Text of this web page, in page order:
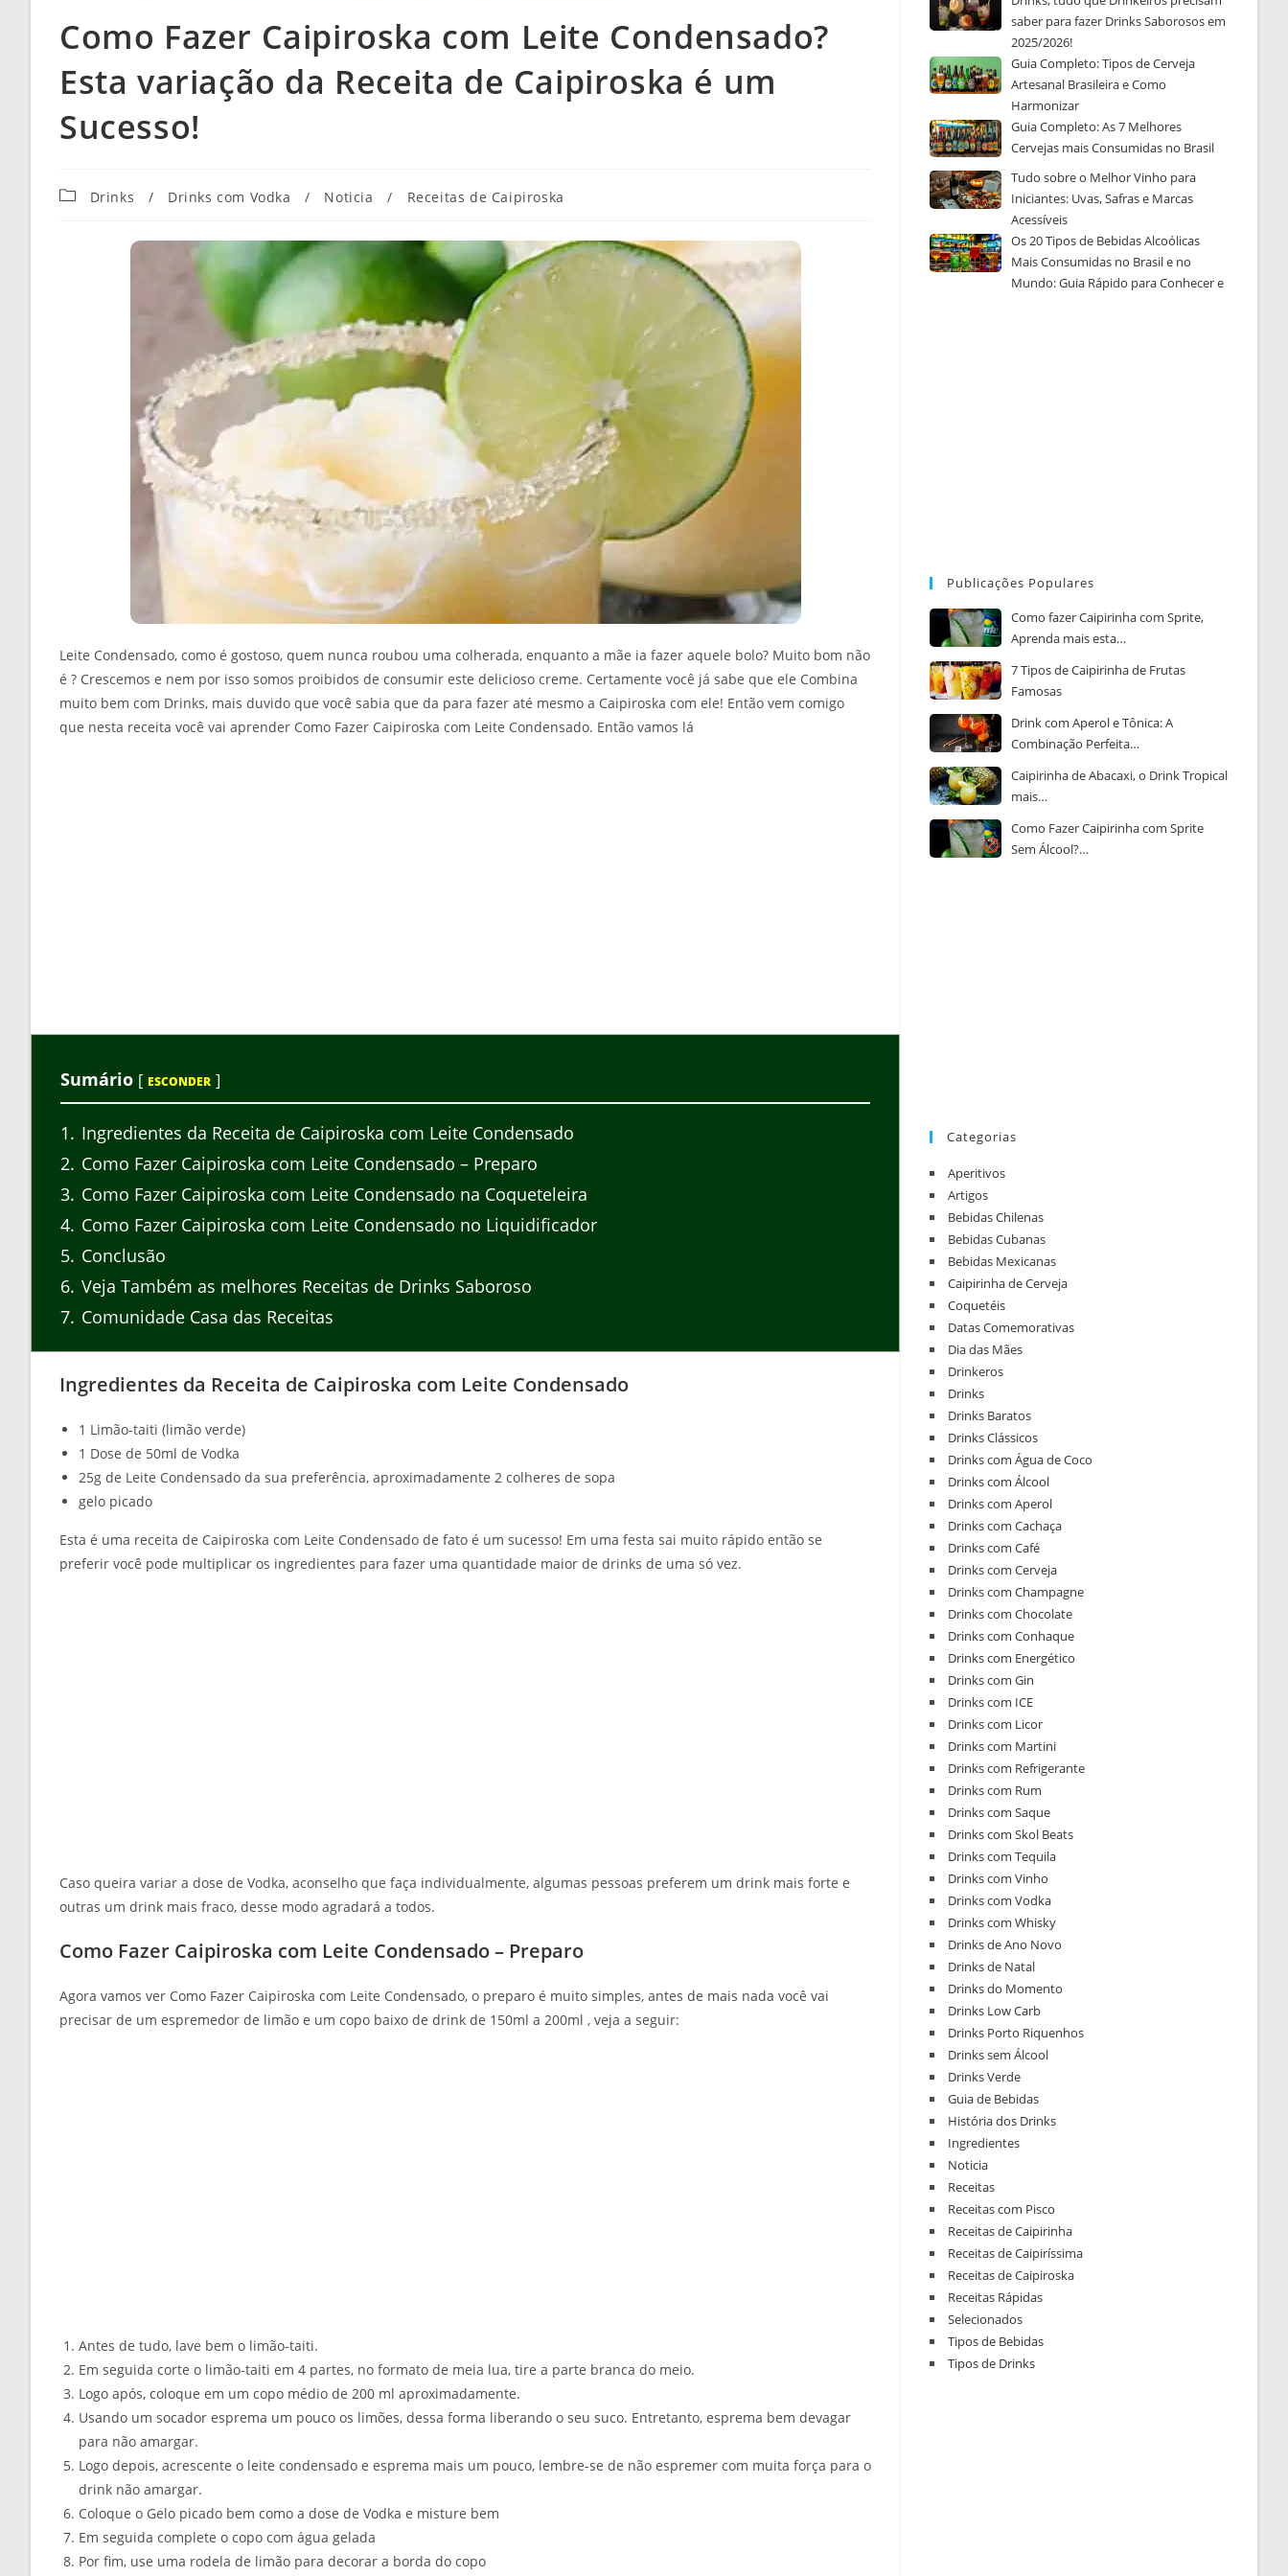
Como Fazer Caipiroska com Leite Condensado?
Esta variação da Receita de Caipiroska é um
Sucesso!
Categoria
Drinks / Drinks com Vodka / Noticia / Receitas de Caipiroska
Leite Condensado, como é gostoso, quem nunca roubou uma colherada, enquanto a mãe ia fazer aquele bolo? Muito bom não
é ? Crescemos e nem por isso somos proibidos de consumir este delicioso creme. Certamente você já sabe que ele Combina
muito bem com Drinks, mais duvido que você sabia que da para fazer até mesmo a Caipiroska com ele! Então vem comigo
que nesta receita você vai aprender Como Fazer Caipiroska com Leite Condensado. Então vamos lá
Sumário [ ESCONDER ]
1
Ingredientes da Receita de Caipiroska com Leite Condensado
2 Como Fazer Caipiroska com Leite Condensado – Preparo
3 Como Fazer Caipiroska com Leite Condensado na Coqueteleira
4 Como Fazer Caipiroska com Leite Condensado no Liquidificador
5 Conclusão
6 Veja Também as melhores Receitas de Drinks Saboroso
7 Comunidade Casa das Receitas
Ingredientes da Receita de Caipiroska com Leite Condensado
1 Limão-taiti (limão verde)
1 Dose de 50ml de Vodka
25g de Leite Condensado da sua preferência, aproximadamente 2 colheres de sopa
gelo picado
Esta é uma receita de Caipiroska com Leite Condensado de fato é um sucesso! Em uma festa sai muito rápido então se
preferir você pode multiplicar os ingredientes para fazer uma quantidade maior de drinks de uma só vez.
Caso queira variar a dose de Vodka, aconselho que faça individualmente, algumas pessoas preferem um drink mais forte e
outras um drink mais fraco, desse modo agradará a todos.
Como Fazer Caipiroska com Leite Condensado – Preparo
Agora vamos ver Como Fazer Caipiroska com Leite Condensado, o preparo é muito simples, antes de mais nada você vai
precisar de um espremedor de limão e um copo baixo de drink de 150ml a 200ml , veja a seguir:
Antes de tudo, lave bem o limão-taiti.
Em seguida corte o limão-taiti em 4 partes, no formato de meia lua, tire a parte branca do meio.
Logo após, coloque em um copo médio de 200 ml aproximadamente.
Usando um socador esprema um pouco os limões, dessa forma liberando o seu suco. Entretanto, esprema bem devagar
para não amargar.
Logo depois, acrescente o leite condensado e esprema mais um pouco, lembre-se de não espremer com muita força para o
drink não amargar.
Coloque o Gelo picado bem como a dose de Vodka e misture bem
Em seguida complete o copo com água gelada
Por fim, use uma rodela de limão para decorar a borda do copo
saber para fazer Drinks Saborosos em
2025/2026!
Guia Completo: Tipos de Cerveja
Artesanal Brasileira e Como
Harmonizar
Guia Completo: As 7 Melhores
Cervejas mais Consumidas no Brasil
Tudo sobre o Melhor Vinho para
Iniciantes: Uvas, Safras e Marcas
Acessíveis
Os 20 Tipos de Bebidas Alcoólicas
Mais Consumidas no Brasil e no
Mundo: Guia Rápido para Conhecer e
Publicações Populares
Como fazer Caipirinha com Sprite,
Aprenda mais esta…
7 Tipos de Caipirinha de Frutas
Famosas
Drink com Aperol e Tônica: A
Combinação Perfeita…
Caipirinha de Abacaxi, o Drink Tropical
mais…
Como Fazer Caipirinha com Sprite
Sem Álcool?…
Categorias
Aperitivos
Artigos
Bebidas Chilenas
Bebidas Cubanas
Bebidas Mexicanas
Caipirinha de Cerveja
Coquetéis
Datas Comemorativas
Dia das Mães
Drinkeros
Drinks
Drinks Baratos
Drinks Clássicos
Drinks com Água de Coco
Drinks com Álcool
Drinks com Aperol
Drinks com Cachaça
Drinks com Café
Drinks com Cerveja
Drinks com Champagne
Drinks com Chocolate
Drinks com Conhaque
Drinks com Energético
Drinks com Gin
Drinks com ICE
Drinks com Licor
Drinks com Martini
Drinks com Refrigerante
Drinks com Rum
Drinks com Saque
Drinks com Skol Beats
Drinks com Tequila
Drinks com Vinho
Drinks com Vodka
Drinks com Whisky
Drinks de Ano Novo
Drinks de Natal
Drinks do Momento
Drinks Low Carb
Drinks Porto Riquenhos
Drinks sem Álcool
Drinks Verde
Guia de Bebidas
História dos Drinks
Ingredientes
Noticia
Receitas
Receitas com Pisco
Receitas de Caipirinha
Receitas de Caipiríssima
Receitas de Caipiroska
Receitas Rápidas
Selecionados
Tipos de Bebidas
Tipos de Drinks